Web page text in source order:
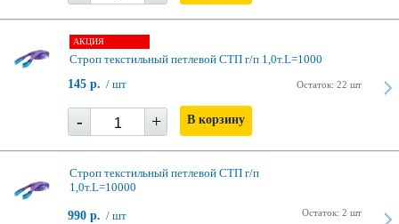
АКЦИЯ
Строп текстильный петлевой СТП г/п 1,0т.L=1000
Остаток: 22 шт
145 р. / шт
- + В корзину
Строп текстильный петлевой СТП г/п
1,0т.L=10000
Остаток: 2 шт
990 р. / шт